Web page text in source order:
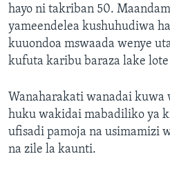
hayo ni takriban 50.
yameendelea kushuhudiwa
kuuondoa mswaada wenye
kufuta karibu baraza lake
Wanaharakati wanadai kuwa
huku wakidai mabadiliko ya
ufisadi pamoja na usimamizi
na zile la kaunti.